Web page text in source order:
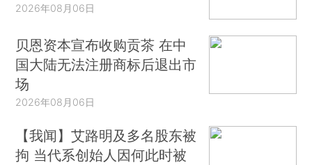
2026年08月06日
贝恩资本宣布收购贡茶 在中
国大陆无法注册商标后退出市
场
2026年08月06日
【我闻】艾路明及多名股东被
拘 当代系创始人因何此时被